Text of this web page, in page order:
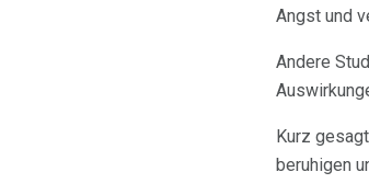
Angst und
Andere
Kurz
beruhigen